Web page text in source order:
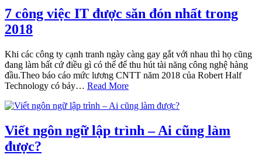
7 công việc IT được săn đón nhất trong
2018
Khi các công ty cạnh tranh ngày càng gay gắt với nhau thì họ cũng
đang làm bất cứ điều gì có thể để thu hút tài năng công nghệ hàng
đầu.Theo báo cáo mức lương CNTT năm 2018 của Robert Half
Technology có bảy… Read More
Viết ngôn ngữ lập trình – Ai cũng làm
được?